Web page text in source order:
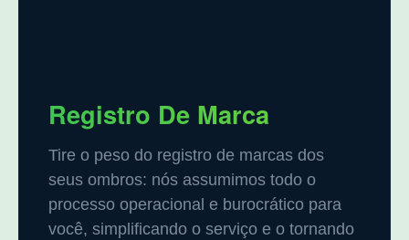
Registro De Marca
Tire o peso do registro de marcas dos
seus ombros: nós assumimos todo o
processo operacional e burocrático para
você, simplificando o serviço e o tornando